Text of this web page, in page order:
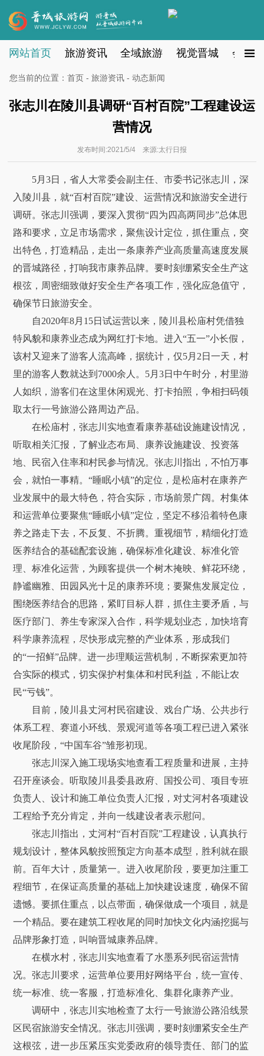
网站首页 旅游资讯 全域旅游 视觉晋城 会员
您当前的位置： 首页 - 旅游资讯 - 动态新闻
张志川在陵川县调研“百村百院”工程建设运
营情况
发布时间:2021/5/4 来源:太行日报
5月3日，省人大常委会副主任、市委书记张志川，深
入陵川县，就“百村百院”建设、运营情况和旅游安全进行
调研。张志川强调，要深入贯彻“四为四高两同步”总体思
路和要求，立足市场需求，聚焦设计定位，抓住重点，突
出特色，打造精品，走出一条康养产业高质量高速度发展
的晋城路径，打响我市康养品牌。要时刻绷紧安全生产这
根弦，周密细致做好安全生产各项工作，强化应急值守，
确保节日旅游安全。
自2020年8月15日试运营以来，陵川县松庙村凭借独
特风貌和康养业态成为网红打卡地。进入“五一”小长假，
该村又迎来了游客人流高峰，据统计，仅5月2日一天，村
里的游客人数就达到7000余人。5月3日中午时分，村里游
人如织，游客们在这里休闲观光、打卡拍照，争相扫码领
取太行一号旅游公路周边产品。
在松庙村，张志川实地查看康养基础设施建设情况，
听取相关汇报，了解业态布局、康养设施建设、投资落
地、民宿入住率和村民参与情况。张志川指出，不怕万事
会，就怕一事精。“睡眠小镇”的定位，是松庙村在康养产
业发展中的最大特色，符合实际，市场前景广阔。村集体
和运营单位要聚焦“睡眠小镇”定位，坚定不移沿着特色康
养之路走下去，不反复、不折腾。重视细节，精细化打造
医养结合的基础配套设施，确保标准化建设、标准化管
理、标准化运营，为顾客提供一个树木掩映、鲜花环绕，
静谧幽雅、田园风光十足的康养环境；要聚焦发展定位，
围绕医养结合的思路，紧盯目标人群，抓住主要矛盾，与
医疗部门、养生专家深入合作，科学规划业态，加快培育
科学康养流程，尽快形成完整的产业体系，形成我们
的“一招鲜”品牌。进一步理顺运营机制，不断探索更加符
合实际的模式，切实保护村集体和村民利益，不能让农
民“亏钱”。
目前，陵川县丈河村民宿建设、戏台广场、公共步行
体系工程、赛道小环线、景观河道等各项工程已进入紧张
收尾阶段，“中国车谷”雏形初现。
张志川深入施工现场实地查看工程质量和进展，主持
召开座谈会。听取陵川县委县政府、国投公司、项目专班
负责人、设计和施工单位负责人汇报，对丈河村各项建设
工程给予充分肯定，并向一线建设者表示慰问。
张志川指出，丈河村“百村百院”工程建设，认真执行
规划设计，整体风貌按照预定方向基本成型，胜利就在眼
前。百年大计，质量第一。进入收尾阶段，要更加注重工
程细节，在保证高质量的基础上加快建设速度，确保不留
遗憾。要抓住重点，以点带面，确保做成一个项目，就是
一个精品。要在建筑工程收尾的同时加快文化内涵挖掘与
品牌形象打造，叫响晋城康养品牌。
在横水村，张志川实地查看了水墨系列民宿运营情
况。张志川要求，运营单位要用好网络平台，统一宣传、
统一标准、统一客服，打造标准化、集群化康养产业。
调研中，张志川实地检查了太行一号旅游公路沿线景
区民宿旅游安全情况。张志川强调，要时刻绷紧安全生产
这根弦，进一步压紧压实党委政府的领导责任、部门的监